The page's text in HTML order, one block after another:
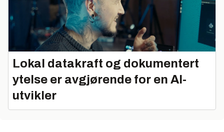
Lokal datakraft og dokumentert
ytelse er avgjørende for en AI-
utvikler